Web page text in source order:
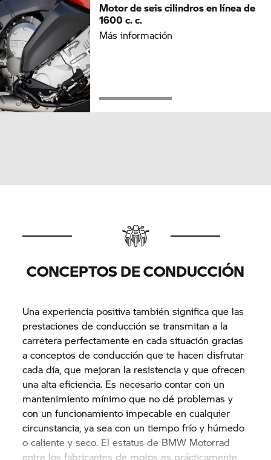
Motor de seis cilindros en línea de
1600 c. c.
Más información
CONCEPTOS DE CONDUCCIÓN
Una experiencia positiva también significa que las
prestaciones de conducción se transmitan a la
carretera perfectamente en cada situación gracias
a conceptos de conducción que te hacen disfrutar
cada día, que mejoran la resistencia y que ofrecen
una alta eficiencia. Es necesario contar con un
mantenimiento mínimo que no dé problemas y
con un funcionamiento impecable en cualquier
circunstancia, ya sea con un tiempo frío y húmedo
o caliente y seco. El estatus de BMW Motorrad
entre los fabricantes de motos es prácticamente